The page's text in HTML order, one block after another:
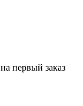
на первый заказ